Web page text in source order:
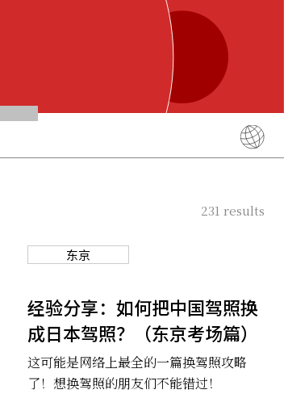
繁體中文
231 results
东京
经验分享：如何把中国驾照换
成日本驾照？（东京考场篇）
这可能是网络上最全的一篇换驾照攻略
了！想换驾照的朋友们不能错过！